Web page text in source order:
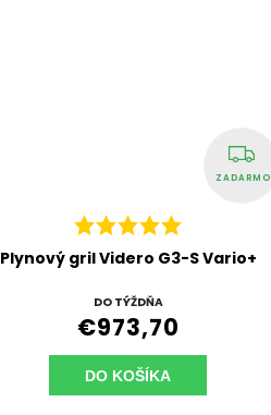
ZADARMO
Plynový gril Videro G3-S Vario+
DO TÝŽDŇA
€973,70
DO KOŠÍKA